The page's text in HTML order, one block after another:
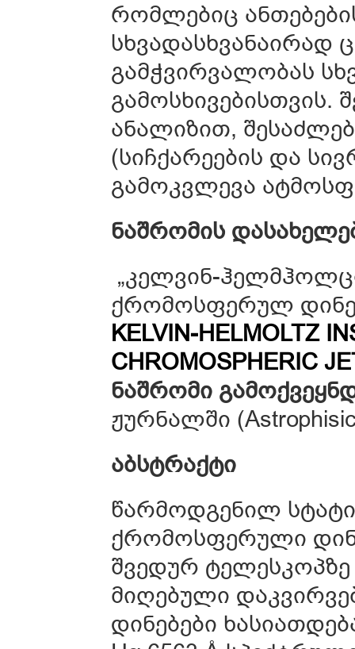
რომლებიც
სხვადასხვანაირად
გამჭვირვალობას
გამოსხივებისთვის.
ანალიზით,
(სიჩქარეების და
გამოკვლევა
ნაშრომის
„კელვინ-
ქრომოსფერულ
KELVIN-HELMOLTZ
CHROMOSPHERIC
ნაშრომი
ჟურნალში
აბსტრაქტი
წარმოდგენილ
ქრომოსფერული
შვედურ ტელესკოპზე
მიღებული
დინებები